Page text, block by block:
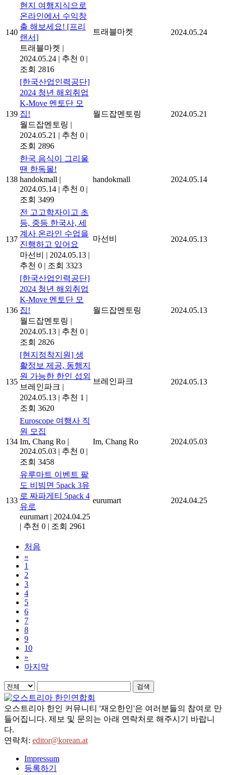
140
현지 여행지식으로
온라인에서 수익창
출 해보세요! [프리
랜서]
트래블마켓 |
2024.05.24 | 추천 0 |
조회 2816
트래블마켓 2024.05.24
139
[한국산업인력공단]
2024 청년 해외취업
K-Move 멘토단 모
집!
월드잡멘토링 |
2024.05.21 | 추천 0 |
조회 2896
월드잡멘토링 2024.05.21
138
한국 음식이 그리울
땐 한독몰!
handokmall |
2024.05.14 | 추천 0 |
조회 3499
handokmall 2024.05.14
137
전 고고학자이고 초
등, 중등 한국사, 세
계사 온라인 수업을
진행하고 있어요
마선비
| 2024.05.13 |
추천 0 | 조회 3323
마선비 2024.05.13
136
[한국산업인력공단]
2024 청년 해외취업
K-Move 멘토단 모
집!
월드잡멘토링 |
2024.05.13 | 추천 0 |
조회 2826
월드잡멘토링 2024.05.13
135
[현지정착지원] 생
활정보 제공, 동행지
원 가능한 한인 섭외
브레인파크 |
2024.05.13 | 추천 1 |
조회 3620
브레인파크 2024.05.13
134
Euroscope 여행사 직
원 모집
Im, Chang Ro |
2024.05.03 | 추천 0 |
조회 3458
Im, Chang Ro 2024.05.03
133
유루마트 이벤트 팔
도 비빔면 5pack 3유
로 짜파게티 5pack 4
유로
eurumart | 2024.04.25
| 추천 0 | 조회 2961
eurumart 2024.04.25
처음
«
1
2
3
4
5
6
7
8
9
10
»
마지막
검색
오스트리아 한인 커뮤니티 '재오한인'은 여러분들의 참여로 만
들어집니다. 제보 및 문의는 아래 연락처로 해주시기 바랍니
다.
연락처: editor@korean.at
Impressum
등록하기